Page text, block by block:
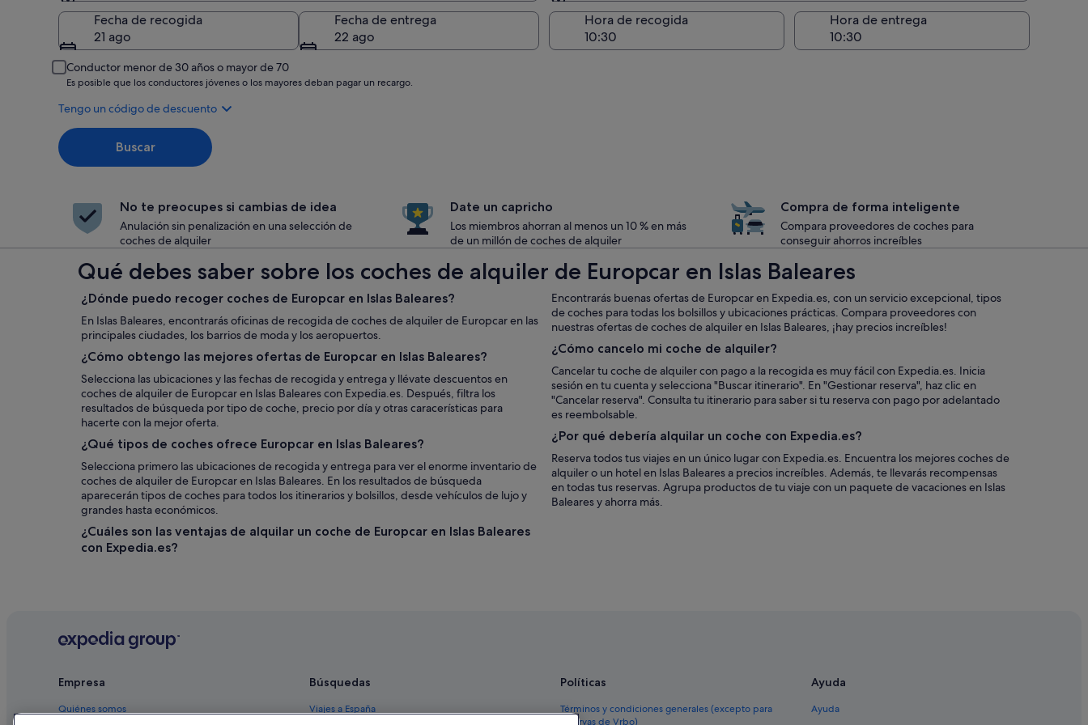
Recogida Entrega en el lugar de recogida
Fecha de recogida
21 ago
Fecha de entrega
22 ago
Hora de recogida Hora de entrega
Conductor menor de 30 años o mayor de 70
Es posible que los conductores jóvenes o los mayores deban pagar un recargo.
Tengo un código de descuento
Buscar
No te preocupes si cambias de idea
Anulación sin penalización en una selección de
coches de alquiler
Date un capricho
Los miembros ahorran al menos un 10 % en más
de un millón de coches de alquiler
Compra de forma inteligente
Compara proveedores de coches para
conseguir ahorros increíbles
Qué debes saber sobre los coches de alquiler de Europcar en Islas Baleares
¿Dónde puedo recoger coches de Europcar en Islas Baleares?
En Islas Baleares, encontrarás oficinas de recogida de coches de alquiler de Europcar en las
principales ciudades, los barrios de moda y los aeropuertos.
¿Cómo obtengo las mejores ofertas de Europcar en Islas Baleares?
Selecciona las ubicaciones y las fechas de recogida y entrega y llévate descuentos en
coches de alquiler de Europcar en Islas Baleares con Expedia.es. Después, filtra los
resultados de búsqueda por tipo de coche, precio por día y otras caracerísticas para
hacerte con la mejor oferta.
¿Qué tipos de coches ofrece Europcar en Islas Baleares?
Selecciona primero las ubicaciones de recogida y entrega para ver el enorme inventario de
coches de alquiler de Europcar en Islas Baleares. En los resultados de búsqueda
aparecerán tipos de coches para todos los itinerarios y bolsillos, desde vehículos de lujo y
grandes hasta económicos.
¿Cuáles son las ventajas de alquilar un coche de Europcar en Islas Baleares
con Expedia.es?
Encontrarás buenas ofertas de Europcar en Expedia.es, con un servicio excepcional, tipos
de coches para todas los bolsillos y ubicaciones prácticas. Compara proveedores con
nuestras ofertas de coches de alquiler en Islas Baleares, ¡hay precios increíbles!
¿Cómo cancelo mi coche de alquiler?
Cancelar tu coche de alquiler con pago a la recogida es muy fácil con Expedia.es. Inicia
sesión en tu cuenta y selecciona "Buscar itinerario". En "Gestionar reserva", haz clic en
"Cancelar reserva". Consulta tu itinerario para saber si tu reserva con pago por adelantado
es reembolsable.
¿Por qué debería alquilar un coche con Expedia.es?
Reserva todos tus viajes en un único lugar con Expedia.es. Encuentra los mejores coches de
alquiler o un hotel en Islas Baleares a precios increíbles. Además, te llevarás recompensas
en todas tus reservas. Agrupa productos de tu viaje con un paquete de vacaciones en Islas
Baleares y ahorra más.
Empresa
Quiénes somos
Búsquedas
Viajes a España
Políticas
Términos y condiciones generales (excepto para
reservas de Vrbo)
Ayuda
Ayuda